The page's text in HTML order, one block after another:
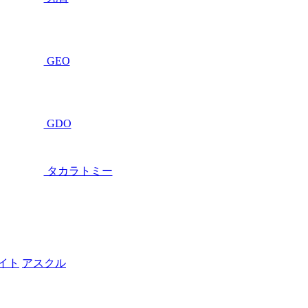
GEO
GDO
タカラトミー
ト アスクル